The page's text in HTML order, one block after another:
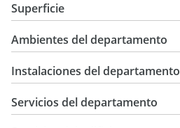
USD 210.000
Superficie
42 m2
113 m2
Ambientes del departamento
Instalaciones del departamento
Servicios del departamento